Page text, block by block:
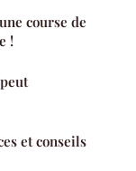
course de
!
et conseils